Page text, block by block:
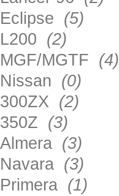
Eclipse (5)
L200 (2)
MGF/MGTF (4)
Nissan (0)
300ZX (2)
350Z (3)
Almera (3)
Navara (3)
Primera (1)